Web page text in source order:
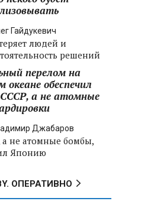
Гайдукевич
людей и
решений
перелом на
океане обеспечил
а не атомные
Джабаров
не атомные бомбы,
Японию
ОПЕРАТИВНО